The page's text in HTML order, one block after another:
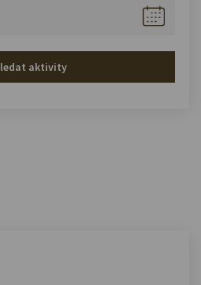
aktivity